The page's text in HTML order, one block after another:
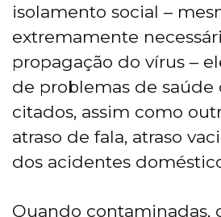
isolamento social –
extremamente
propagação do vírus –
de problemas de saúde
citados, assim como
atraso de fala, atraso
dos acidentes
Quando contaminadas,